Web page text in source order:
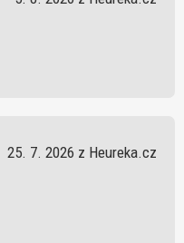
25. 7. 2026 z Heureka.cz